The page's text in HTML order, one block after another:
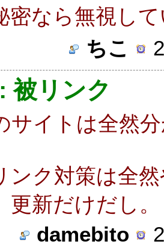
密なら無視し
ちこ
被リンク
サイトは全然
ンク対策は全
更新だけだし。
damebito